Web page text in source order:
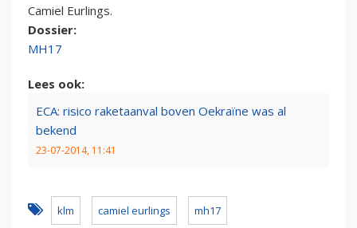
Camiel Eurlings.
Dossier:
MH17
Lees ook:
ECA: risico raketaanval boven Oekraïne was al
bekend
23-07-2014, 11:41
klm camiel eurlings mh17